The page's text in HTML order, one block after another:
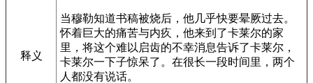
释义
当穆勒知道书稿被烧后，他几乎快要晕厥过去。
怀着巨大的痛苦与内疚，他来到了卡莱尔的家
里，将这个难以启齿的不幸消息告诉了卡莱尔，
卡莱尔一下子惊呆了。在很长一段时间里，两个
人都没有说话。